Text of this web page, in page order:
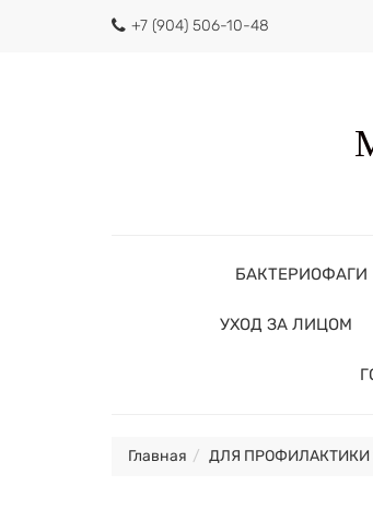
+7 (904) 506-10-48
БАКТЕРИОФАГИ
УХОД ЗА ЛИЦОМ
Главная ДЛЯ ПРОФИЛАКТИКИ